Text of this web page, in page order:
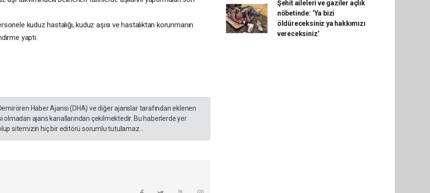
kuduz hastalığı, kuduz aşısı ve hastalıktan korunmanın
yaptı.
Haber Ajansı (DHA) ve diğer ajanslar tarafından eklenen
ajans kanallarından çekilmektedir. Bu haberlerde yer
sitemizin hiç bir editörü sorumlu tutulamaz...
Şehit aileleri ve gaziler açlık
nöbetinde: ‘Ya bizi
öldüreceksiniz ya hakkımızı
vereceksiniz’